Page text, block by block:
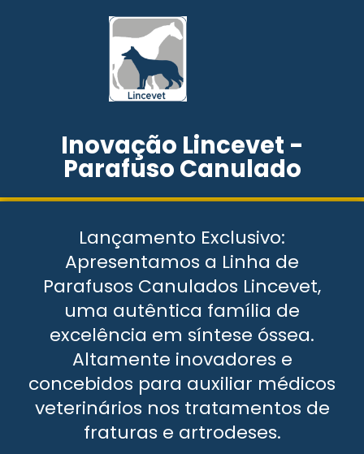
Inovação Lincevet -
Parafuso Canulado
Lançamento Exclusivo:
Apresentamos a Linha de
Parafusos Canulados Lincevet,
uma autêntica família de
excelência em síntese óssea.
Altamente inovadores e
concebidos para auxiliar médicos
veterinários nos tratamentos de
fraturas e artrodeses.